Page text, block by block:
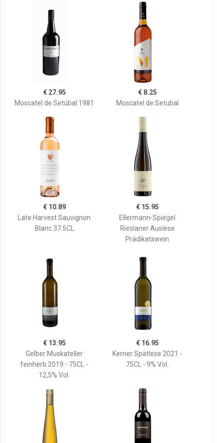
€ 27.95
Moscatel de Setúbal 1981
€ 8.25
Moscatel de Setubal
€ 10.89
Late Harvest Sauvignon
Blanc 37.5CL
€ 15.95
Ellermann-Spiegel
Rieslaner Auslese
Prädikatswein
€ 13.95
Gelber Muskateller
feinherb 2019 - 75CL -
12,5% Vol.
€ 16.95
Kerner Spätlese 2021 -
75CL - 9% Vol.